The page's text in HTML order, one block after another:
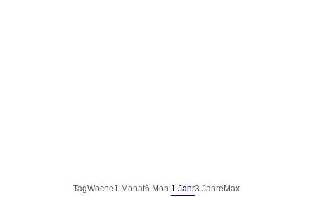
TagWoche1 Monat6 Mon.1 Jahr3 Jahre Max.